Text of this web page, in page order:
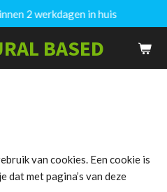
BASED
2 werkdagen in huis
van cookies. Een cookie is
dat met pagina’s van deze